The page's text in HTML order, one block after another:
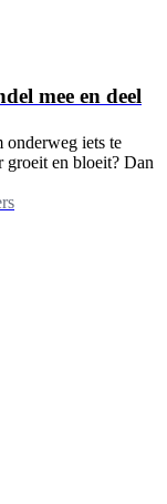
mee en deel
onderweg iets te
groeit en bloeit? Dan